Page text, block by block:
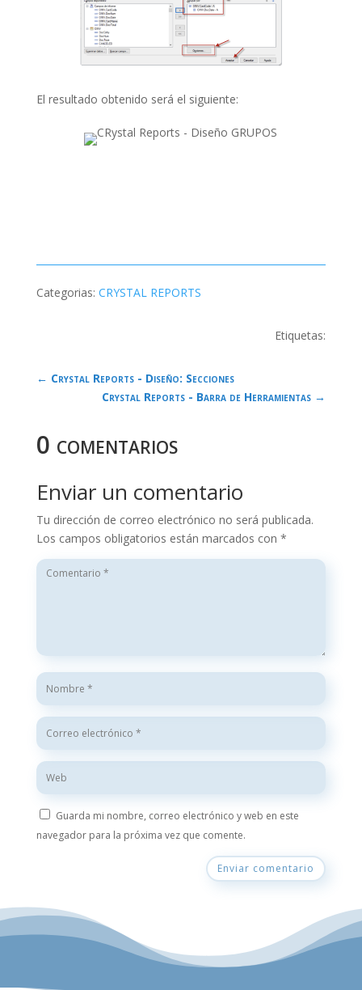
El resultado obtenido será el siguiente:
Categorias: CRYSTAL REPORTS
Etiquetas:
← Crystal Reports - Diseño: Secciones
Crystal Reports - Barra de Herramientas →
0 comentarios
Enviar un comentario
Tu dirección de correo electrónico no será publicada.
Los campos obligatorios están marcados con *
Guarda mi nombre, correo electrónico y web en este
navegador para la próxima vez que comente.
Enviar comentario